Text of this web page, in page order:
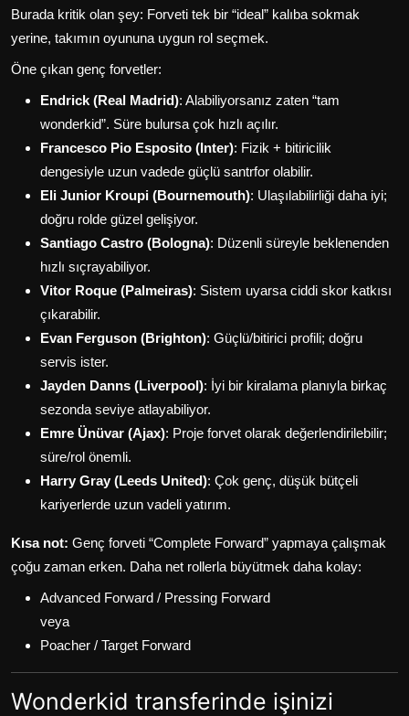
Burada kritik olan şey: Forveti tek bir “ideal” kalıba sokmak
yerine, takımın oyununa uygun rol seçmek.
Öne çıkan genç forvetler:
Endrick (Real Madrid): Alabiliyorsanız zaten “tam
wonderkid”. Süre bulursa çok hızlı açılır.
Francesco Pio Esposito (Inter): Fizik + bitiricilik
dengesiyle uzun vadede güçlü santrfor olabilir.
Eli Junior Kroupi (Bournemouth): Ulaşılabilirliği daha iyi;
doğru rolde güzel gelişiyor.
Santiago Castro (Bologna): Düzenli süreyle beklenenden
hızlı sıçrayabiliyor.
Vitor Roque (Palmeiras): Sistem uyarsa ciddi skor katkısı
çıkarabilir.
Evan Ferguson (Brighton): Güçlü/bitirici profili; doğru
servis ister.
Jayden Danns (Liverpool): İyi bir kiralama planıyla birkaç
sezonda seviye atlayabiliyor.
Emre Ünüvar (Ajax): Proje forvet olarak değerlendirilebilir;
süre/rol önemli.
Harry Gray (Leeds United): Çok genç, düşük bütçeli
kariyerlerde uzun vadeli yatırım.
Kısa not: Genç forveti “Complete Forward” yapmaya çalışmak
çoğu zaman erken. Daha net rollerla büyütmek daha kolay:
Advanced Forward / Pressing Forward
veya
Poacher / Target Forward
Wonderkid transferinde işinizi